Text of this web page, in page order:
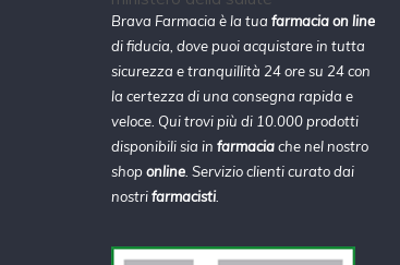
Brava Farmacia è la tua farmacia on line
di fiducia, dove puoi acquistare in tutta
sicurezza e tranquillità 24 ore su 24 con
la certezza di una consegna rapida e
veloce. Qui trovi più di 10.000 prodotti
disponibili sia in farmaciache nel nostro
shoponline. Servizio clienti curato dai
nostrifarmacisti.